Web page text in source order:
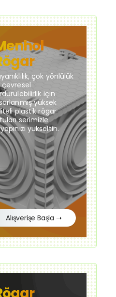
çok yönlülük
çevresel
için
yüksek
plastik rögar
serimizle
yükseltin.
Alışverişe Başla ➝